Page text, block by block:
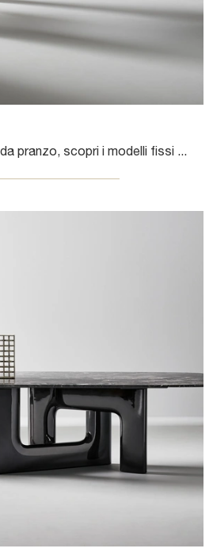
Se vuoi tavoli design da pranzo, scopri i modelli fissi di Bonaldo: clicca e scopri il modello Oshi in ceramica.